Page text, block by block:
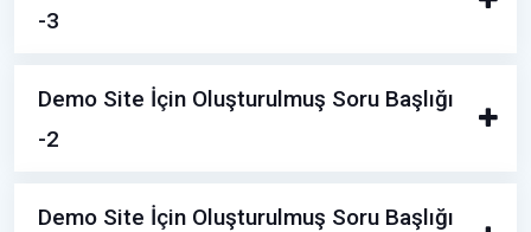
-3
Demo Site İçin Oluşturulmuş Soru Başlığı
-2
Demo Site İçin Oluşturulmuş Soru Başlığı